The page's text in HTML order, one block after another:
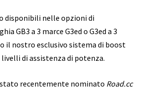
disponibili nelle opzioni di
GB3 a 3 marce G3ed o G3ed a 3
il nostro esclusivo sistema di boost
livelli di assistenza di potenza.
stato recentemente nominato Road.cc